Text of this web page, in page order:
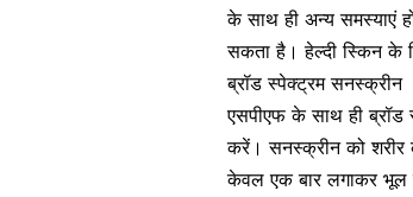
के साथ ही अन्य समस्याएं
सकता है। हेल्दी स्किन के
ब्रॉड स्पेक्ट्रम सनस्क्रीन
एसपीएफ के साथ ही
करें। सनस्क्रीन को
केवल एक बार लगाकर भूल